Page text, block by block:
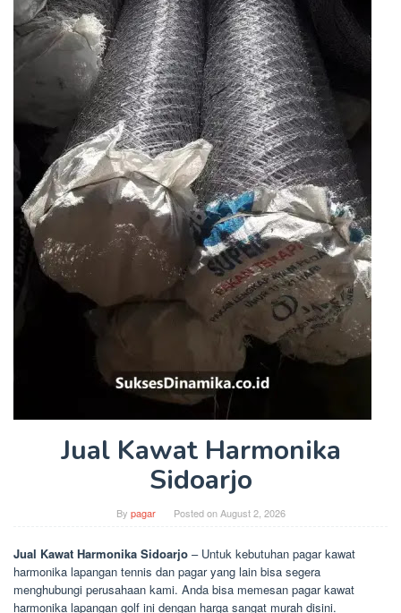
Jual Kawat Harmonika
Sidoarjo
By pagar Posted onAugust 2, 2026
Jual Kawat Harmonika Sidoarjo – Untuk kebutuhan pagar kawat
harmonika lapangan tennis dan pagar yang lain bisa segera
menghubungi perusahaan kami. Anda bisa memesan pagar kawat
harmonika lapangan golf ini dengan harga sangat murah disini.